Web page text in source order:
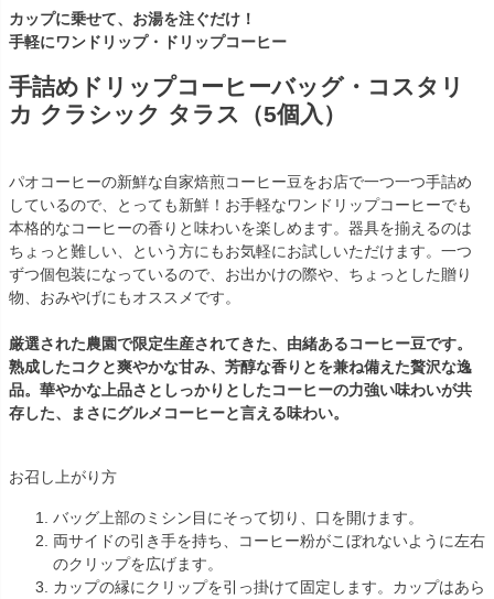
カップに乗せて、お湯を注ぐだけ！
手軽にワンドリップ・ドリップコーヒー
手詰めドリップコーヒーバッグ・コスタリ
カ クラシック タラス（5個入）
パオコーヒーの新鮮な自家焙煎コーヒー豆をお店で一つ一つ手詰め
しているので、とっても新鮮！お手軽なワンドリップコーヒーでも
本格的なコーヒーの香りと味わいを楽しめます。器具を揃えるのは
ちょっと難しい、という方にもお気軽にお試しいただけます。一つ
ずつ個包装になっているので、お出かけの際や、ちょっとした贈り
物、おみやげにもオススメです。
厳選された農園で限定生産されてきた、由緒あるコーヒー豆です。
熟成したコクと爽やかな甘み、芳醇な香りとを兼ね備えた贅沢な逸
品。華やかな上品さとしっかりとしたコーヒーの力強い味わいが共
存した、まさにグルメコーヒーと言える味わい。
お召し上がり方
バッグ上部のミシン目にそって切り、口を開けます。
両サイドの引き手を持ち、コーヒー粉がこぼれないように左右
のクリップを広げます。
カップの縁にクリップを引っ掛けて固定します。カップはあら